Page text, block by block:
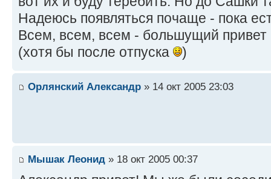
Надеюсь появляться почаще - пока
Всем, всем, всем - большущий
(хотя бы после отпуска
)
Орлянский Александр » 14 окт 2005 23:03
Мышак Леонид » 18 окт 2005 00:37